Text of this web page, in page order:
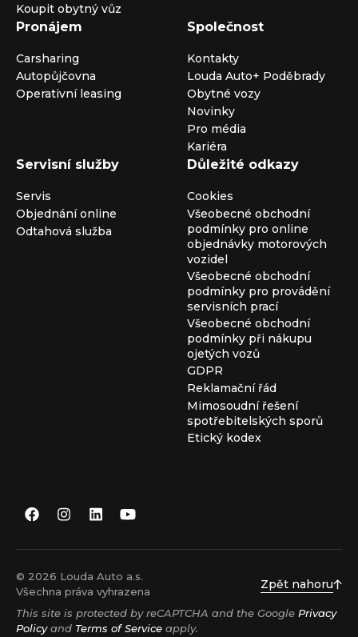
Koupit obytný vůz
Pronájem
Carsharing
Autopůjčovna
Operativní leasing
Společnost
Kontakty
Louda Auto+ Poděbrady
Obytné vozy
Novinky
Pro média
Kariéra
Servisní služby
Servis
Objednání online
Odtahová služba
Důležité odkazy
Cookies
Všeobecné obchodní
podmínky pro online
objednávky motorových
vozidel
Všeobecné obchodní
podmínky pro provádění
servisních prací
Všeobecné obchodní
podmínky při nákupu
ojetých vozů
GDPR
Reklamační řád
Mimosoudní řešení
spotřebitelských sporů
Etický kodex
© 2026 Louda Auto a.s.
Všechna práva vyhrazena
Zpět nahoru
This site is protected by reCAPTCHA and the Google Privacy
Policyand Terms of Service apply.